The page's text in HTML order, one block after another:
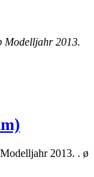
Modelljahr 2013.
2013. . ø